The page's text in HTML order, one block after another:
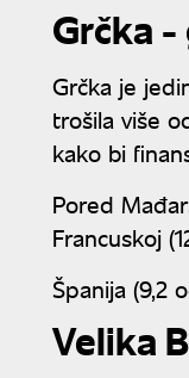
Grčka
Grčka je
trošila više
kako bi
Pored
Francuskoj
Španija (9,2
Velika